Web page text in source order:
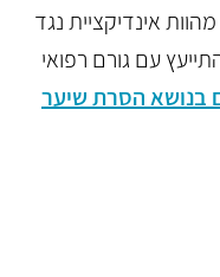
אינדיקציית נגד
עם גורם רפואי
בנושא הסרת שיער